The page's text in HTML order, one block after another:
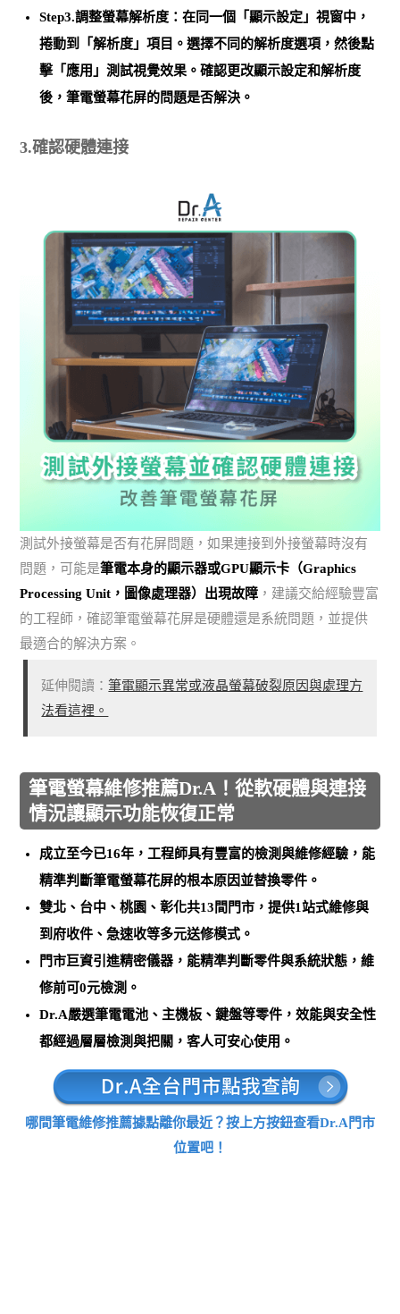
Step3.調整螢幕解析度：在同一個「顯示設定」視窗中，
捲動到「解析度」項目。選擇不同的解析度選項，然後點
擊「應用」測試視覺效果。確認更改顯示設定和解析度
後，筆電螢幕花屏的問題是否解決。
3.確認硬體連接
測試外接螢幕是否有花屏問題，如果連接到外接螢幕時沒有
問題，可能是筆電本身的顯示器或GPU顯示卡（Graphics
Processing Unit，圖像處理器）出現故障 ，建議交給經驗豐富
的工程師，確認筆電螢幕花屏是硬體還是系統問題，並提供
最適合的解決方案。
延伸閱讀：筆電顯示異常或液晶螢幕破裂原因與處理方
法看這裡。
筆電螢幕維修推薦Dr.A！從軟硬體與連接
情況讓顯示功能恢復正常
成立至今已16年，工程師具有豐富的檢測與維修經驗，能
精準判斷筆電螢幕花屏的根本原因並替換零件。
雙北、台中、桃園、彰化共13間門市，提供1站式維修與
到府收件、急速收等多元送修模式。
門市巨資引進精密儀器，能精準判斷零件與系統狀態，維
修前可0元檢測 。
Dr.A嚴選筆電電池、主機板、鍵盤等零件，效能與安全性
都經過層層檢測與把關，客人可安心使用。
哪間筆電維修推薦據點離你最近？按上方按鈕查看Dr.A門市
位置吧！